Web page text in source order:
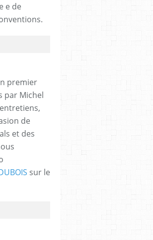
e de
premier
par Michel
de
et des
sur le